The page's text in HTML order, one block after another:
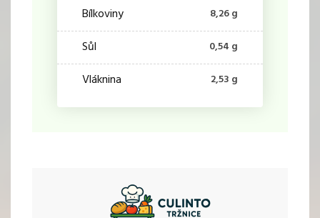
Bílkoviny 8,26 g
Sůl 0,54 g
Vláknina 2,53 g